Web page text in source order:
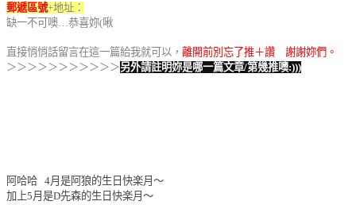
郵遞區號+地址：
缺一不可噢…恭喜妳(啾
直接悄悄話留言在這一篇給我就可以， 離開前別忘了推＋讚 謝謝妳們。
＞＞＞＞＞＞＞＞＞＞＞另外請註明妳是哪一篇文章/第幾推噢:)))
阿哈哈 4月是阿狼的生日快楽月～
加上5月是D先森的生日快楽月～